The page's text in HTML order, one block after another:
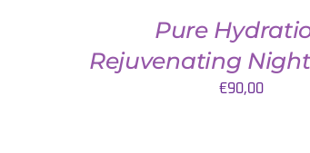
Pure
Rejuvenating
€90,00